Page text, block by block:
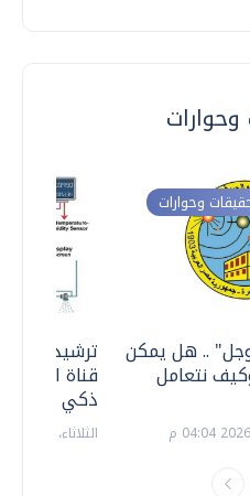
ترشيدا
قناة
ذكي
الثلاثاء، 14 يوليو 2026 06:11 م
وحوارات
.. هل يمكن
وكيف نتعامل